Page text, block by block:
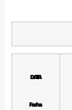
DATA
Fecha